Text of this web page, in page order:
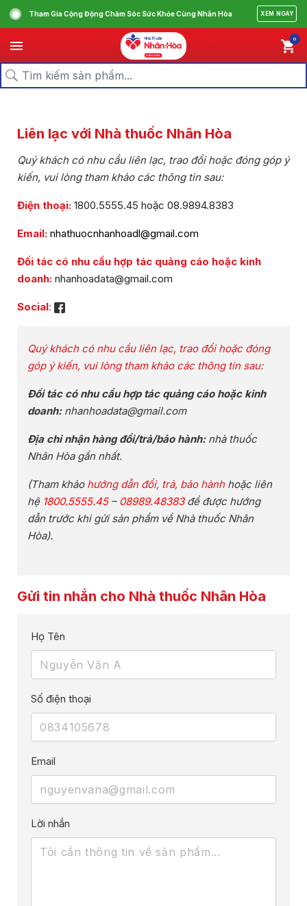
Tham Gia Cộng Động Chăm Sóc Sức Khỏe Cùng Nhân Hòa XEM NGAY
0
Liên lạc với Nhà thuốc Nhân Hòa
Quý khách có nhu cầu liên lạc, trao đổi hoặc đóng góp ý
kiến, vui lòng tham khảo các thông tin sau:
Điện thoại: 1800.5555.45 hoặc 08.9894.8383
Email: nhathuocnhanhoadl@gmail.com
Đối tác có nhu cầu hợp tác quảng cáo hoặc kinh
doanh: nhanhoadata@gmail.com
Social:
Quý khách có nhu cầu liên lạc, trao đổi hoặc đóng
góp ý kiến, vui lòng tham khảo các thông tin sau:
Đối tác có nhu cầu hợp tác quảng cáo hoặc kinh
doanh: nhanhoadata@gmail.com
Địa chỉ nhận hàng đổi/trả/bảo hành:nhà thuốc
Nhân Hòa gần nhất.
(Tham khảo hướng dẫn đổi, trả, bảo hànhhoặc liên
hệ 1800.5555.45– 08989.48383để được hướng
dẫn trước khi gửi sản phẩm về Nhà thuốc Nhân
Hòa).
Gửi tin nhắn cho Nhà thuốc Nhân Hòa
Họ Tên
Số điện thoại
Email
Lời nhắn